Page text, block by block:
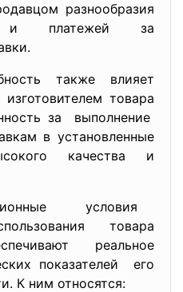
разнообразия
и платежей за
также влияет
товара
за выполнение
в установленные
качества и
условия
товара
реальное
показателей его
К ним относятся: